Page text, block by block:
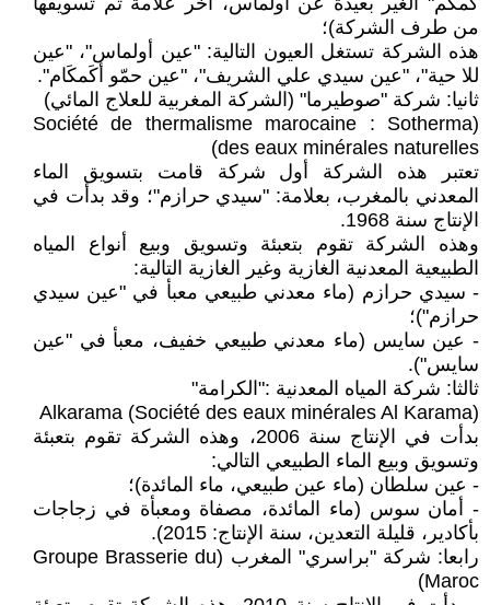
من طرف الشركة)؛
هذه الشركة تستغل العيون التالية: "عين أولماس"، "عين
للا حية"، "عين سيدي علي الشريف"، "عين حمّو أكَمكَام".
ثانيا: شركة "صوطيرما" (الشركة المغربية للعلاج المائي)
(Société de thermalisme marocaine : Sotherma
des eaux minérales naturelles)
تعتبر هذه الشركة أول شركة قامت بتسويق الماء
المعدني بالمغرب، بعلامة: "سيدي حرازم"؛ وقد بدأت في
الإنتاج سنة 1968.
وهذه الشركة تقوم بتعبئة وتسويق وبيع أنواع المياه
الطبيعية المعدنية الغازية وغير الغازية التالية:
- سيدي حرازم (ماء معدني طبيعي معبأ في "عين سيدي
حرازم")؛
- عين سايس (ماء معدني طبيعي خفيف، معبأ في "عين
سايس").
ثالثا: شركة المياه المعدنية :"الكرامة"
Alkarama (Société des eaux minérales Al Karama)
بدأت في الإنتاج سنة 2006، وهذه الشركة تقوم بتعبئة
وتسويق وبيع الماء الطبيعي التالي:
- عين سلطان (ماء عين طبيعي، ماء المائدة)؛
- أمان سوس (ماء المائدة، مصفاة ومعبأة في زجاجات
بأكادير، قليلة التعدين، سنة الإنتاج: 2015).
رابعا: شركة "براسري" المغرب (Groupe Brasserie du
Maroc)